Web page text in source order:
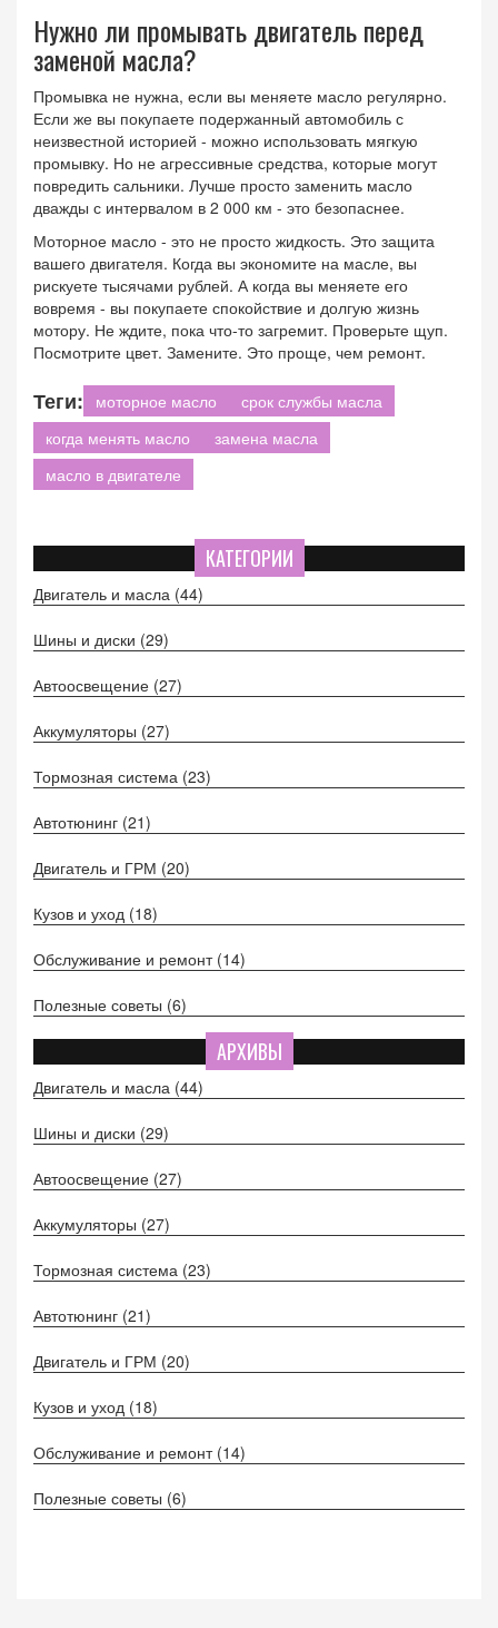
Нужно ли промывать двигатель перед
заменой масла?
Промывка не нужна, если вы меняете масло регулярно.
Если же вы покупаете подержанный автомобиль с
неизвестной историей - можно использовать мягкую
промывку. Но не агрессивные средства, которые могут
повредить сальники. Лучше просто заменить масло
дважды с интервалом в 2 000 км - это безопаснее.
Моторное масло - это не просто жидкость. Это защита
вашего двигателя. Когда вы экономите на масле, вы
рискуете тысячами рублей. А когда вы меняете его
вовремя - вы покупаете спокойствие и долгую жизнь
мотору. Не ждите, пока что-то загремит. Проверьте щуп.
Посмотрите цвет. Замените. Это проще, чем ремонт.
Теги: моторное масло
срок службы масла
когда менять масло
замена масла
масло в двигателе
КАТЕГОРИИ
Двигатель и масла (44)
Шины и диски (29)
Автоосвещение (27)
Аккумуляторы (27)
Тормозная система (23)
Автотюнинг (21)
Двигатель и ГРМ (20)
Кузов и уход (18)
Обслуживание и ремонт (14)
Полезные советы (6)
АРХИВЫ
Двигатель и масла (44)
Шины и диски (29)
Автоосвещение (27)
Аккумуляторы (27)
Тормозная система (23)
Автотюнинг (21)
Двигатель и ГРМ (20)
Кузов и уход (18)
Обслуживание и ремонт (14)
Полезные советы (6)